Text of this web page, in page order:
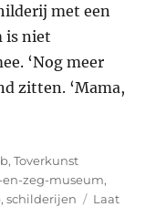
met een
is niet
‘Nog meer
zitten. ‘Mama,
,Toverkunst
en-zeg-museum,
,schilderijen
Laat